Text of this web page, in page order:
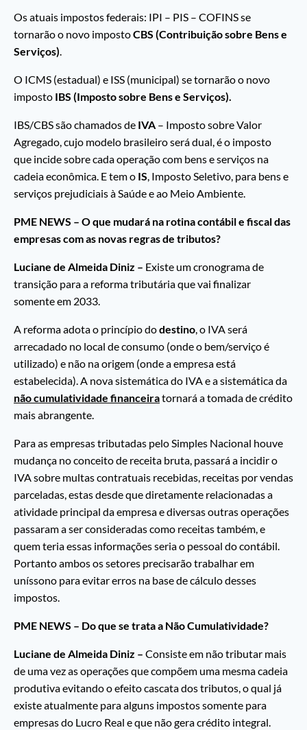
Os atuais impostos federais: IPI – PIS – COFINS se
tornarão o novo impostoCBS (Contribuição sobre Bens e
Serviços).
O ICMS (estadual) e ISS (municipal) se tornarão o novo
imposto IBS (Imposto sobre Bens e Serviços).
IBS/CBS são chamados de IVA – Imposto sobre Valor
Agregado, cujo modelo brasileiro será dual, é o imposto
que incide sobre cada operação com bens e serviços na
cadeia econômica. E tem o IS, Imposto Seletivo, para bens e
serviços prejudiciais à Saúde e ao Meio Ambiente.
PME NEWS – O que mudará na rotina contábil e fiscal das
empresas com as novas regras de tributos?
Luciane de Almeida Diniz – Existe um cronograma de
transição para a reforma tributária que vai finalizar
somente em 2033.
A reforma adota o princípio dodestino, o IVA será
arrecadado no local de consumo (onde o bem/serviço é
utilizado) e não na origem (onde a empresa está
estabelecida). A nova sistemática do IVA e a sistemática da
não cumulatividade financeiratornará a tomada de crédito
mais abrangente.
Para as empresas tributadas pelo Simples Nacional houve
mudança no conceito de receita bruta, passará a incidir o
IVA sobre multas contratuais recebidas, receitas por vendas
parceladas, estas desde que diretamente relacionadas a
atividade principal da empresa e diversas outras operações
passaram a ser consideradas como receitas também, e
quem teria essas informações seria o pessoal do contábil.
Portanto ambos os setores precisarão trabalhar em
uníssono para evitar erros na base de cálculo desses
impostos.
PME NEWS – Do que se trata a Não Cumulatividade?
Luciane de Almeida Diniz – Consiste em não tributar mais
de uma vez as operações que compõem uma mesma cadeia
produtiva evitando o efeito cascata dos tributos, o qual já
existe atualmente para alguns impostos somente para
empresas do Lucro Real e que não gera crédito integral.